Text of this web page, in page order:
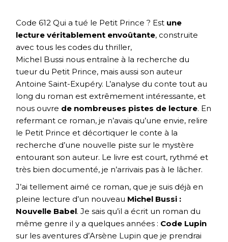
Code 612 Qui a tué le Petit Prince ? Est une
lecture véritablement envoûtante, construite
avec tous les codes du thriller,
Michel Bussi nous entraîne à la recherche du
tueur du Petit Prince, mais aussi son auteur
Antoine Saint-Exupéry. L’analyse du conte tout au
long du roman est extrêmement intéressante, et
nous ouvre de nombreuses pistes de lecture. En
refermant ce roman, je n’avais qu’une envie, relire
le Petit Prince et décortiquer le conte à la
recherche d’une nouvelle piste sur le mystère
entourant son auteur. Le livre est court, rythmé et
très bien documenté, je n’arrivais pas à le lâcher.
J’ai tellement aimé ce roman, que je suis déjà en
pleine lecture d’un nouveau Michel Bussi :
Nouvelle Babel. Je sais qu’il a écrit un roman du
même genre il y a quelques années : Code Lupin
sur les aventures d’Arsène Lupin que je prendrai